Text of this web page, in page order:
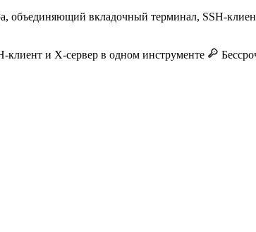
объединяющий вкладочный терминал, SSH-
клиент и X-сервер в одном инструменте